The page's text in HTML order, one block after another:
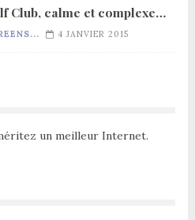
Club, calme et complexe…
4 JANVIER 2015